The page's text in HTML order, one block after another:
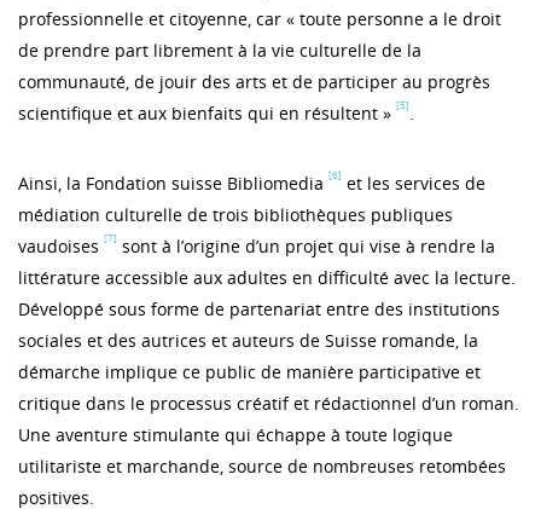
professionnelle et citoyenne, car « toute personne a le droit
de prendre part librement à la vie culturelle de la
communauté, de jouir des arts et de participer au progrès
scientifique et aux bienfaits qui en résultent » [5] .
Ainsi, la Fondation suisse Bibliomedia [6] et les services de
médiation culturelle de trois bibliothèques publiques
vaudoises [7] sont à l’origine d’un projet qui vise à rendre la
littérature accessible aux adultes en difficulté avec la lecture.
Développé sous forme de partenariat entre des institutions
sociales et des autrices et auteurs de Suisse romande, la
démarche implique ce public de manière participative et
critique dans le processus créatif et rédactionnel d’un roman.
Une aventure stimulante qui échappe à toute logique
utilitariste et marchande, source de nombreuses retombées
positives.